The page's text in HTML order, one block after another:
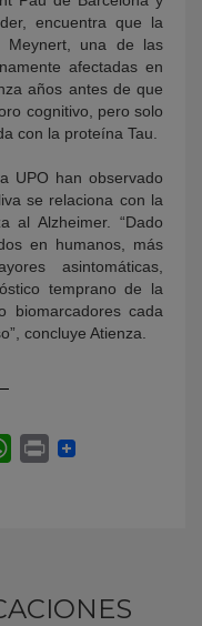
encuentra que la
Meynert, una de las
afectadas en
años antes de que
cognitivo, pero solo
con la proteína Tau.
UPO han observado
se relaciona con la
al Alzheimer. “Dado
en humanos, más
asintomáticas,
temprano de la
biomarcadores cada
concluye Atienza.